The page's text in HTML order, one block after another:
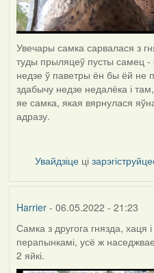
Увечары самка сарвалася з
туды прыляцеў пусты самец -
недзе ў паветры ён бы ёй не
здабычу недзе недалёка і
яе самка, якая вярнулася
адразу.
Увайдзіце ці
Harrier- 06.05.2022 - 21:23
Самка з другога гнязда, хаця і
перапынкамі, усё ж
2 яйкі.